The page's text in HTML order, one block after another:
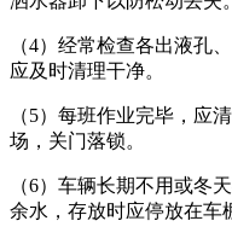
（4）经常检查各出液孔
应及时清理干净。
（5）每班作业完毕，应
场，关门落锁。
（6）车辆长期不用或冬
余水，存放时应停放在车